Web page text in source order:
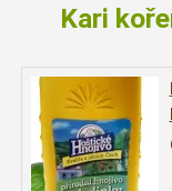
Kari